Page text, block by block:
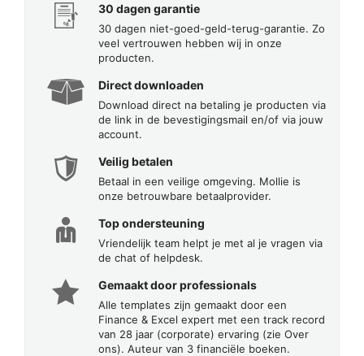
30 dagen garantie
30 dagen niet-goed-geld-terug-garantie. Zo
veel vertrouwen hebben wij in onze
producten.
Direct downloaden
Download direct na betaling je producten via
de link in de bevestigingsmail en/of via jouw
account.
Veilig betalen
Betaal in een veilige omgeving. Mollie is
onze betrouwbare betaalprovider.
Top ondersteuning
Vriendelijk team helpt je met al je vragen via
de chat of helpdesk.
Gemaakt door professionals
Alle templates zijn gemaakt door een
Finance & Excel expert met een track record
van 28 jaar (corporate) ervaring (zie Over
ons). Auteur van 3 financiële boeken.